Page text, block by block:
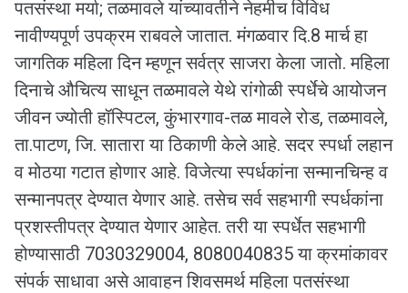
पतसंस्था मर्या; तळमावले यांच्यावतीने नेहमीच विविध
नावीण्यपूर्ण उपक्रम राबवले जातात. मंगळवार दि.8 मार्च हा
जागतिक महिला दिन म्हणून सर्वत्र साजरा केला जातो. महिला
दिनाचे औचित्य साधून तळमावले येथे रांगोळी स्पर्धेचे आयोजन
जीवन ज्योती हॉस्पिटल, कुंभारगाव-तळ मावले रोड, तळमावले,
ता.पाटण, जि. सातारा या ठिकाणी केले आहे. सदर स्पर्धा लहान
व मोठया गटात होणार आहे. विजेत्या स्पर्धकांना सन्मानचिन्ह व
सन्मानपत्र देण्यात येणार आहे. तसेच सर्व सहभागी स्पर्धकांना
प्रशस्तीपत्र देण्यात येणार आहेत. तरी या स्पर्धेत सहभागी
होण्यासाठी 7030329004, 8080040835 या क्रमांकावर
संपर्क साधावा असे आवाहन शिवसमर्थ महिला पतसंस्था